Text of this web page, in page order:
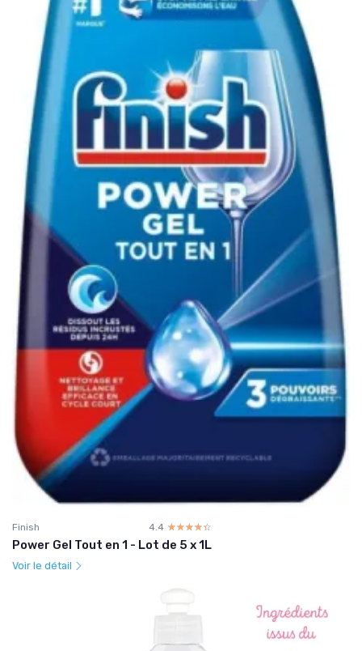
Finish 4.4 ☆☆☆☆☆
★★★★★
Power Gel Tout en 1 - Lot de 5 x 1L
Voir le détail